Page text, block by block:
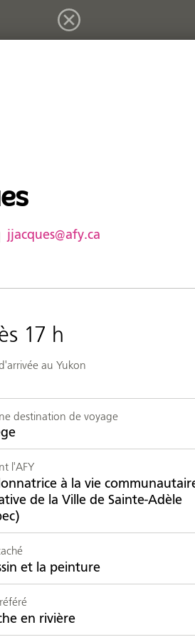
jjacques@afy.ca
au Yukon
destination de voyage
l'AFY
à la vie
de la Ville de Sainte-Adèle
et la peinture
en rivière